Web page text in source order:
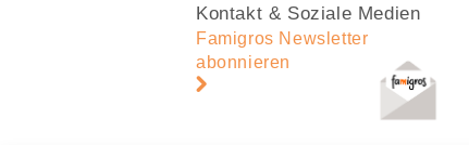
Kontakt & Soziale Medien
Famigros Newsletter
abonnieren